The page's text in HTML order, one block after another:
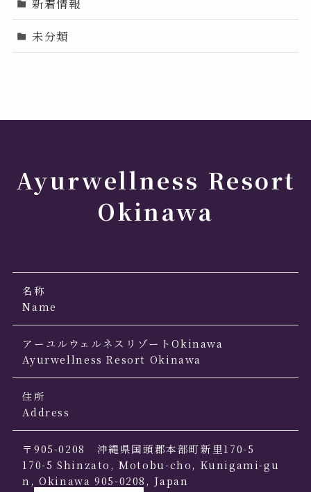
新着情報
未分類
Ayurwellness Resort
Okinawa
名称
Name
アーユルウェルネスリゾートOkinawa
Ayurwellness Resort Okinawa
住所
Address
〒905-0208 沖縄県国頭郡本部町新里170-5
170-5 Shinzato, Motobu-cho, Kunigami-gu
n, Okinawa 905-0208, Japan